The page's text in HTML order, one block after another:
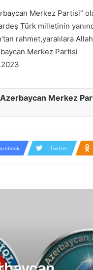
Merkez Partisi”
Türk milletinin
rahmet,yaralılara
Merkez Partisi
Azerbaycan Merkez
Twitter